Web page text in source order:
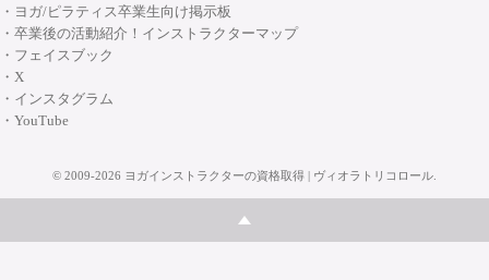
・ヨガ/ピラティス卒業生向け掲示板
・卒業後の活動紹介！インストラクターマップ
・フェイスブック
・X
・インスタグラム
・YouTube
© 2009-2026 ヨガインストラクターの資格取得 | ヴィオラトリコロール